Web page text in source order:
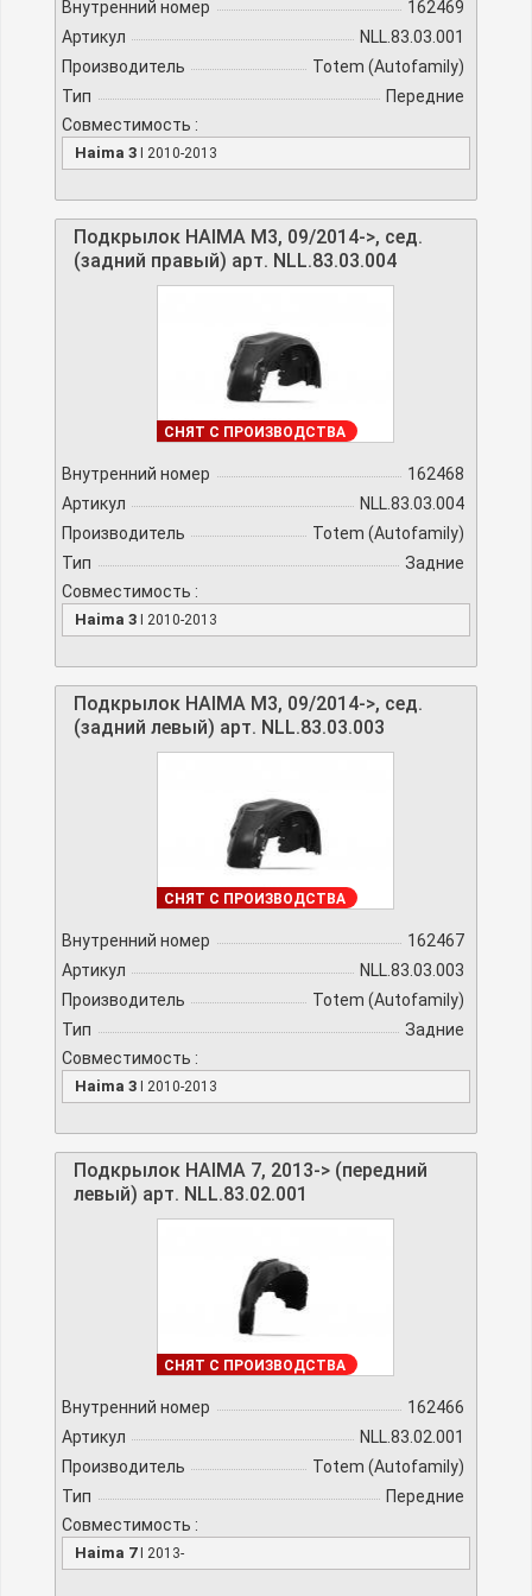
Внутренний номер
162469
Артикул
NLL.83.03.001
Производитель
Totem (Autofamily)
Тип
Передние
Совместимость :
Haima 3 I 2010-2013
Подкрылок HAIMA M3, 09/2014->, сед.
(задний правый) арт. NLL.83.03.004
В НАЛИЧИИ
СНЯТ С ПРОИЗВОДСТВА
Внутренний номер
162468
Артикул
NLL.83.03.004
Производитель
Totem (Autofamily)
Тип
Задние
Совместимость :
Haima 3 I 2010-2013
Подкрылок HAIMA M3, 09/2014->, сед.
(задний левый) арт. NLL.83.03.003
В НАЛИЧИИ
СНЯТ С ПРОИЗВОДСТВА
Внутренний номер
162467
Артикул
NLL.83.03.003
Производитель
Totem (Autofamily)
Тип
Задние
Совместимость :
Haima 3 I 2010-2013
Подкрылок HAIMA 7, 2013-> (передний
левый) арт. NLL.83.02.001
ПОД ЗАКАЗ
СНЯТ С ПРОИЗВОДСТВА
Внутренний номер
162466
Артикул
NLL.83.02.001
Производитель
Totem (Autofamily)
Тип
Передние
Совместимость :
Haima 7I 2013-